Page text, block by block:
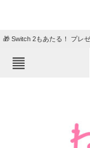
🎁 Switch 2もあたる！ プレ